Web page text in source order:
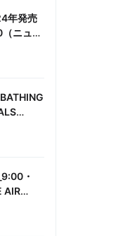
年発売
ニュー
報まと
・
AIR